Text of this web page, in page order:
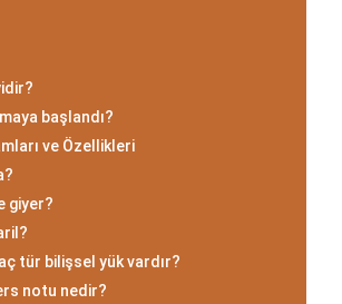
başlandı?
ve Özellikleri
giyer?
tür bilişsel yük vardır?
notu nedir?